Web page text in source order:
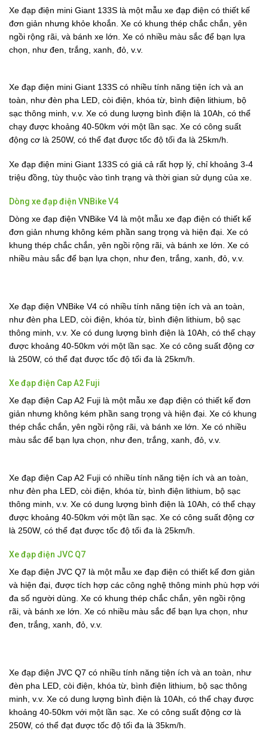
Xe đạp điện mini Giant 133S là một mẫu xe đạp điện có thiết kế
đơn giản nhưng khỏe khoắn. Xe có khung thép chắc chắn, yên
ngồi rộng rãi, và bánh xe lớn. Xe có nhiều màu sắc để bạn lựa
chọn, như đen, trắng, xanh, đỏ, v.v.
Xe đạp điện mini Giant 133S có nhiều tính năng tiện ích và an
toàn, như đèn pha LED, còi điện, khóa từ, bình điện lithium, bộ
sạc thông minh, v.v. Xe có dung lượng bình điện là 10Ah, có thể
chạy được khoảng 40-50km với một lần sạc. Xe có công suất
động cơ là 250W, có thể đạt được tốc độ tối đa là 25km/h.
Xe đạp điện mini Giant 133S có giá cả rất hợp lý, chỉ khoảng 3-4
triệu đồng, tùy thuộc vào tình trạng và thời gian sử dụng của xe.
Dòng xe đạp điện VNBike V4
Dòng xe đạp điện VNBike V4 là một mẫu xe đạp điện có thiết kế
đơn giản nhưng không kém phần sang trọng và hiện đại. Xe có
khung thép chắc chắn, yên ngồi rộng rãi, và bánh xe lớn. Xe có
nhiều màu sắc để bạn lựa chọn, như đen, trắng, xanh, đỏ, v.v.
Xe đạp điện VNBike V4 có nhiều tính năng tiện ích và an toàn,
như đèn pha LED, còi điện, khóa từ, bình điện lithium, bộ sạc
thông minh, v.v. Xe có dung lượng bình điện là 10Ah, có thể chạy
được khoảng 40-50km với một lần sạc. Xe có công suất động cơ
là 250W, có thể đạt được tốc độ tối đa là 25km/h.
Xe đạp điện Cap A2 Fuji
Xe đạp điện Cap A2 Fuji là một mẫu xe đạp điện có thiết kế đơn
giản nhưng không kém phần sang trọng và hiện đại. Xe có khung
thép chắc chắn, yên ngồi rộng rãi, và bánh xe lớn. Xe có nhiều
màu sắc để bạn lựa chọn, như đen, trắng, xanh, đỏ, v.v.
Xe đạp điện Cap A2 Fuji có nhiều tính năng tiện ích và an toàn,
như đèn pha LED, còi điện, khóa từ, bình điện lithium, bộ sạc
thông minh, v.v. Xe có dung lượng bình điện là 10Ah, có thể chạy
được khoảng 40-50km với một lần sạc. Xe có công suất động cơ
là 250W, có thể đạt được tốc độ tối đa là 25km/h.
Xe đạp điện JVC Q7
Xe đạp điện JVC Q7 là một mẫu xe đạp điện có thiết kế đơn giản
và hiện đại, được tích hợp các công nghệ thông minh phù hợp với
đa số người dùng. Xe có khung thép chắc chắn, yên ngồi rộng
rãi, và bánh xe lớn. Xe có nhiều màu sắc để bạn lựa chọn, như
đen, trắng, xanh, đỏ, v.v.
Xe đạp điện JVC Q7 có nhiều tính năng tiện ích và an toàn, như
đèn pha LED, còi điện, khóa từ, bình điện lithium, bộ sạc thông
minh, v.v. Xe có dung lượng bình điện là 10Ah, có thể chạy được
khoảng 40-50km với một lần sạc. Xe có công suất động cơ là
250W, có thể đạt được tốc độ tối đa là 35km/h.